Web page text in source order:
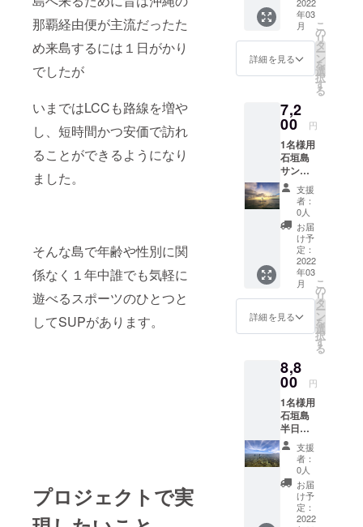
那覇経由便が主流だったた
め来島するには１日がかり
でしたが
いまではLCCも路線を増や
し、短時間かつ安価で訪れ
ることができるようになり
ました。
そんな島で年齢や性別に関
係なく１年中誰でも気軽に
遊べるスポーツのひとつと
してSUPがあります。
プロジェクトで実
ルロゴ
ステッ
カーを
お届け
耐水強
イズ５
cm×１
cm（3
枚）
フの
6,800円
でご案
内させ
ていた
だきま
は約2時
間 初め
ての方
でも簡
単に
SUPを
体験し
て頂け
ます 開
始や終
了時間
は季節
により
変動し
ます
【リ
ター
験ガイ
ド特別
券を包
装して
お届け
◇Tropi
csTour
オリジ
ナルロ
ゴス
テッ
カー
2022
年03
月
詳細を見る
こ
の
リ
タ
ー
ン
を
選
択
す
る
7,2
00 円
1名様用
石垣島
サン
セット
SUPガ
イド 通
常販売
価格
9,000円
を20％
オフの
7,200円
でご案
内させ
ていた
要時間
は約2時
間 夕日
をSUP
の上か
らのん
びり眺
める癒
しの時
間 開始
や終了
時間は
季節に
支援
者：
0人
お届
け予
定：
2022
年03
月
詳細を見る
こ
の
リ
タ
ー
ン
を
選
択
す
る
8,8
00 円
1名様用
石垣島
半日
SUPガ
イド 通
常販売
価格
11,000
円を
20％オ
支援
者：
0人
お届
け予
定：
2022